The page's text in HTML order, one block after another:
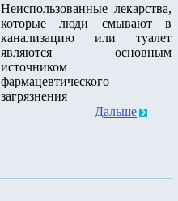
Неиспользованные лекарства,
которые люди смывают в
канализацию или туалет
являются основным
источником
фармацевтического
загрязнения
Дальше